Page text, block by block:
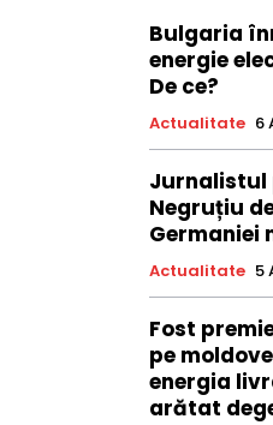
Bulgaria
energie
De ce?
Actualitate 6
Jurnalistul
Negruțiu
Germaniei
Actualitate 5
Fost
pe
energia
arătat